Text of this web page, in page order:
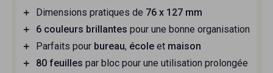
＋ Dimensions pratiques de 76 x 127 mm
＋
6 couleurs brillantes pour une bonne organisation
＋
Parfaits pour bureau, école et maison
＋
80 feuilles par bloc pour une utilisation prolongée